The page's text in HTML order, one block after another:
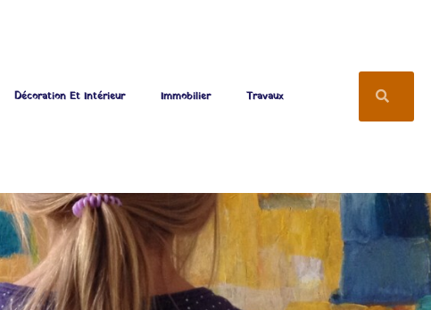
Décoration Et Intérieur Immobilier Travaux